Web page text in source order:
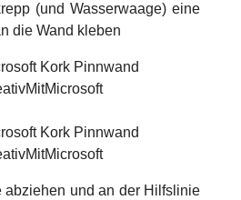
(und Wasserwaage) eine
die Wand kleben
abziehen und an der Hilfslinie